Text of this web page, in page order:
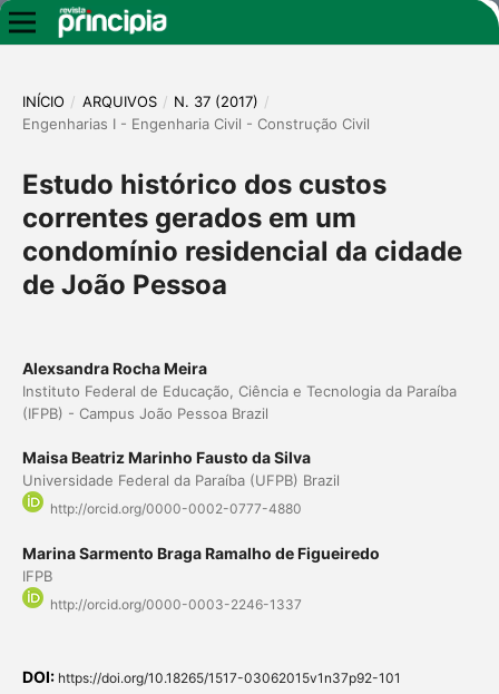
INÍCIO / ARQUIVOS / N. 37 (2017) /
Engenharias I - Engenharia Civil - Construção Civil
Estudo histórico dos custos
correntes gerados em um
condomínio residencial da cidade
de João Pessoa
Alexsandra Rocha Meira
Instituto Federal de Educação, Ciência e Tecnologia da Paraíba
(IFPB) - Campus João Pessoa Brazil
Maisa Beatriz Marinho Fausto da Silva
Universidade Federal da Paraíba (UFPB) Brazil
http://orcid.org/0000-0002-0777-4880
Marina Sarmento Braga Ramalho de Figueiredo
IFPB
http://orcid.org/0000-0003-2246-1337
DOI: https://doi.org/10.18265/1517-03062015v1n37p92-101